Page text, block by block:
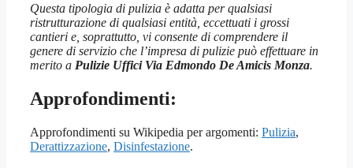
Questa tipologia di pulizia è adatta per qualsiasi
ristrutturazione di qualsiasi entità, eccettuati i grossi
cantieri e, soprattutto, vi consente di comprendere il
genere di servizio che l’impresa di pulizie può effettuare in
merito a Pulizie Uffici Via Edmondo De Amicis Monza.
Approfondimenti:
Approfondimenti su Wikipedia per argomenti: Pulizia,
Derattizzazione, Disinfestazione.